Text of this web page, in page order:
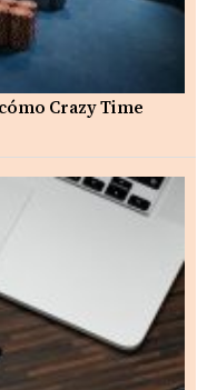
Crazy Time